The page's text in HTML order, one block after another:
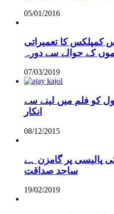
05/01/2016
کمپلکس کا تعمیراتی
کے حوالے سے دورہ
07/03/2019
کو فلم میں لینے سے
انکار
08/12/2015
کی پالیسی پر گامزن ہے
ساجد صداقت
19/02/2019